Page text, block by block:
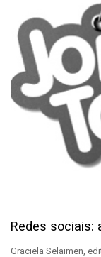
Redes sociais:
Graciela Selaimen,